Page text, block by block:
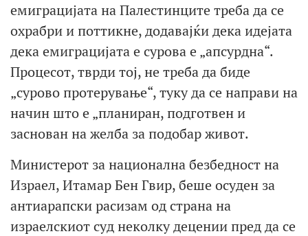
емиграцијата на Палестинците треба да се
охрабри и поттикне, додавајќи дека идејата
дека емиграцијата е сурова е „апсурдна“.
Процесот, тврди тој, не треба да биде
„сурово протерување“, туку да се направи на
начин што е „планиран, подготвен и
заснован на желба за подобар живот.
Министерот за национална безбедност на
Израел, Итамар Бен Гвир, беше осуден за
антиарапски расизам од страна на
израелскиот суд неколку децении пред да се